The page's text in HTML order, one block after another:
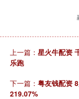
上一篇： 星火牛配资
乐跑
下一篇： 粤友钱配资
219.07%